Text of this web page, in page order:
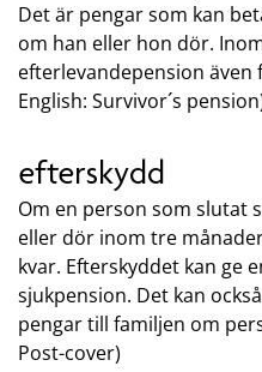
Det är pengar som kan
om han eller hon dör.
efterlevandepension även
English: Survivor´s
efterskydd
Om en person som slutat
eller dör inom tre
kvar. Efterskyddet kan ge
sjukpension. Det kan
pengar till familjen om
Post-cover)